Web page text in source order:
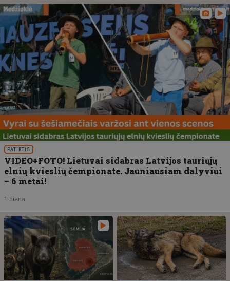
PATIRTIS
VIDEO+FOTO! Lietuvai sidabras Latvijos tauriųjų
elnių kvieslių čempionate. Jauniausiam dalyviui
– 6 metai!
1 diena